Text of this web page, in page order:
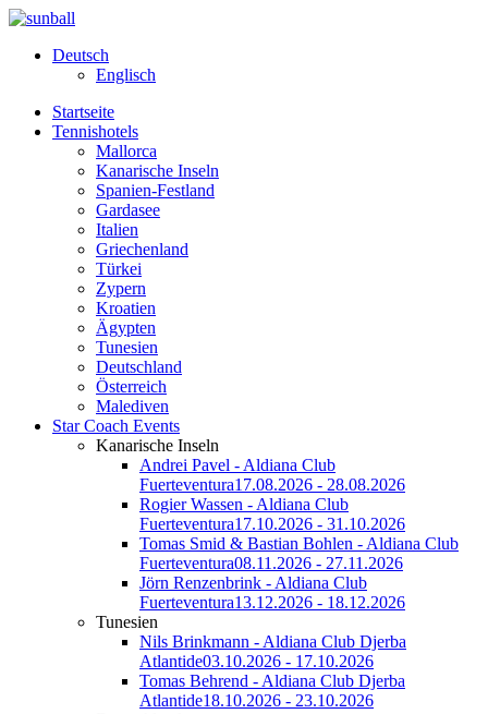
Deutsch
Englisch
Startseite
Tennishotels
Mallorca
Kanarische Inseln
Spanien-Festland
Gardasee
Italien
Griechenland
Türkei
Zypern
Kroatien
Ägypten
Tunesien
Deutschland
Österreich
Malediven
Star Coach Events
Kanarische Inseln
Andrei Pavel - Aldiana Club
Fuerteventura17.08.2026 - 28.08.2026
Rogier Wassen - Aldiana Club
Fuerteventura17.10.2026 - 31.10.2026
Tomas Smid & Bastian Bohlen - Aldiana Club
Fuerteventura08.11.2026 - 27.11.2026
Jörn Renzenbrink - Aldiana Club
Fuerteventura13.12.2026 - 18.12.2026
Tunesien
Nils Brinkmann - Aldiana Club Djerba
Atlantide03.10.2026 - 17.10.2026
Tomas Behrend - Aldiana Club Djerba
Atlantide18.10.2026 - 23.10.2026